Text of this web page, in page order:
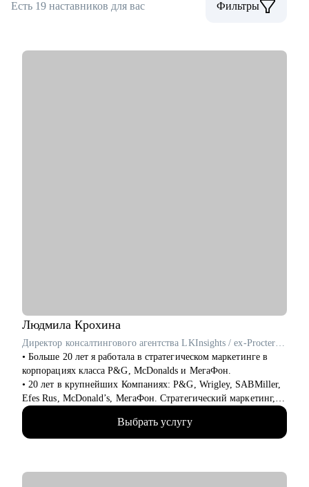
Есть 19 наставников для вас Фильтры
Людмила Крохина
Директор консалтингового агентства LKInsights / ex-Procter & Gamble, МегаФон
• Больше 20 лет я работала в стратегическом маркетинге в
корпорациях класса P&G, McDonalds и МегаФон.
• 20 лет в крупнейших Компаниях: P&G, Wrigley, SABMiller,
Efes Rus, McDonald’s, МегаФон. Стратегический маркетинг,
исследования и аналитика.
• Училась сама и развивала своих сотрудников, искала новую
работу и адаптировалась, нанимала и оптимизировала,
Выбрать услугу